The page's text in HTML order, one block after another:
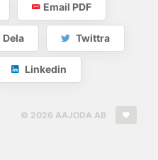
Email PDF
Dela Twittra
Linkedin
© 2026 AAJODA AB